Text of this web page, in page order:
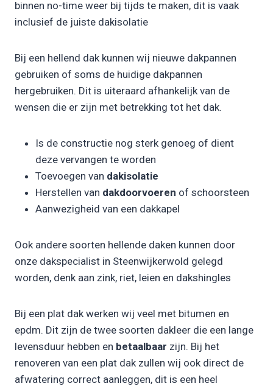
binnen no-time weer bij tijds te maken, dit is vaak
inclusief de juiste dakisolatie
Bij een hellend dak kunnen wij nieuwe dakpannen
gebruiken of soms de huidige dakpannen
hergebruiken. Dit is uiteraard afhankelijk van de
wensen die er zijn met betrekking tot het dak.
Is de constructie nog sterk genoeg of dient
deze vervangen te worden
Toevoegen van dakisolatie
Herstellen van dakdoorvoeren of schoorsteen
Aanwezigheid van een dakkapel
Ook andere soorten hellende daken kunnen door
onze dakspecialist in Steenwijkerwold gelegd
worden, denk aan zink, riet, leien en dakshingles
Bij een plat dak werken wij veel met bitumen en
epdm. Dit zijn de twee soorten dakleer die een lange
levensduur hebben en betaalbaar zijn. Bij het
renoveren van een plat dak zullen wij ook direct de
afwatering correct aanleggen, dit is een heel